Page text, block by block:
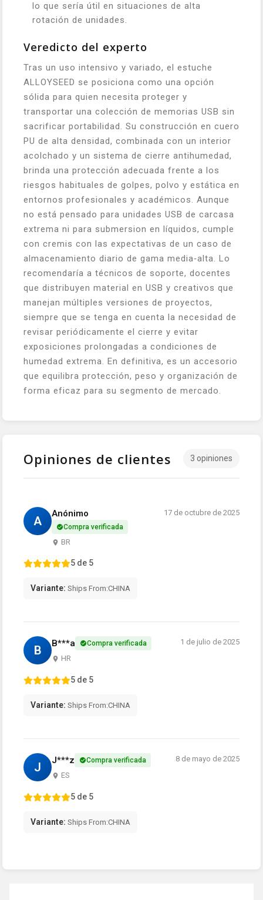
lo que sería útil en situaciones de alta
rotación de unidades.
Veredicto del experto
Tras un uso intensivo y variado, el estuche
ALLOYSEED se posiciona como una opción
sólida para quien necesita proteger y
transportar una colección de memorias USB sin
sacrificar portabilidad. Su construcción en cuero
PU de alta densidad, combinada con un interior
acolchado y un sistema de cierre antihumedad,
brinda una protección adecuada frente a los
riesgos habituales de golpes, polvo y estática en
entornos profesionales y académicos. Aunque
no está pensado para unidades USB de carcasa
extrema ni para submersion en líquidos, cumple
con cremis con las expectativas de un caso de
almacenamiento diario de gama media‑alta. Lo
recomendaría a técnicos de soporte, docentes
que distribuyen material en USB y creativos que
manejan múltiples versiones de proyectos,
siempre que se tenga en cuenta la necesidad de
revisar periódicamente el cierre y evitar
exposiciones prolongadas a condiciones de
humedad extrema. En definitiva, es un accesorio
que equilibra protección, peso y organización de
forma eficaz para su segmento de mercado.
Opiniones de clientes 3 opiniones
A
Anónimo
Compra verificada
BR
17 de octubre de 2025
5 de 5
Variante: Ships From:CHINA
B B***a Compra verificada
HR
1 de julio de 2025
5 de 5
Variante: Ships From:CHINA
J J***z Compra verificada
ES
8 de mayo de 2025
5 de 5
Variante: Ships From:CHINA